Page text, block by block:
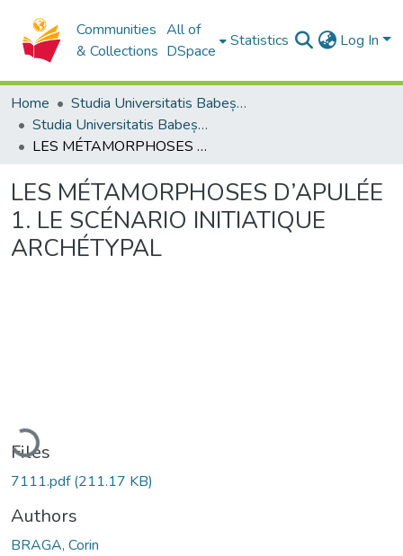
Communities
& Collections
All of
DSpace
Statistics Log In
Home
Studia Universitatis Babeș-Bolyai Collection
Studia Universitatis Babeș-Bolyai Philologia
LES MÉTAMORPHOSES D’APULÉE 1. LE SCÉNARIO INITIATIQUE ARCHÉTYPAL
LES MÉTAMORPHOSES D’APULÉE
1. LE SCÉNARIO INITIATIQUE
ARCHÉTYPAL
Loading...
Files
7111.pdf(211.17 KB)
Authors
BRAGA, Corin